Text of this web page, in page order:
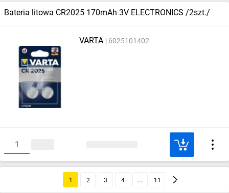
Bateria litowa CR2025 170mAh 3V ELECTRONICS /2szt./
VARTA 6025101402
1 2 3 4 11